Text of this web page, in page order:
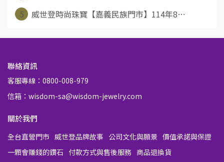
5
威世登時尚珠寶【嘉義民族門市】114年8⋯
聯絡資訊
客服專線：0800-008-979
信箱：wisdom-sa@wisdom-jewelry.com
關於我們
全台直營門市 威世登品牌故事 公司文化與願景 價值承諾與保證
一顆會賺錢的鑽石 付款方式與售後服務 商品退換貨